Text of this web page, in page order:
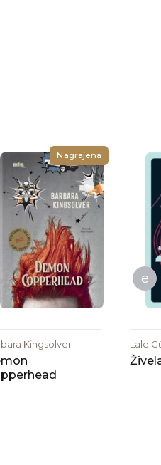
Nagrajena
Kingsolver
e
Lale